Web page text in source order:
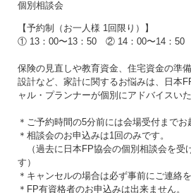
個別相談会
【予約制（お一人様 1回限り）】
① 13：00〜13：50 ② 14：00〜14：50
保険の見直しや教育資金、住宅資金の準
設計など、家計に関するお悩みは、日本
ャル・プランナーが個別にアドバイスいた
＊ご予約時間の5分前には会場受付までお
＊相談会のお申込みは1回のみです。
（過去に日本FP協会の個別相談会を受
す）
＊キャンセルの場合は必ず事前にご連絡
＊FP有資格者のお申込みは出来ません。